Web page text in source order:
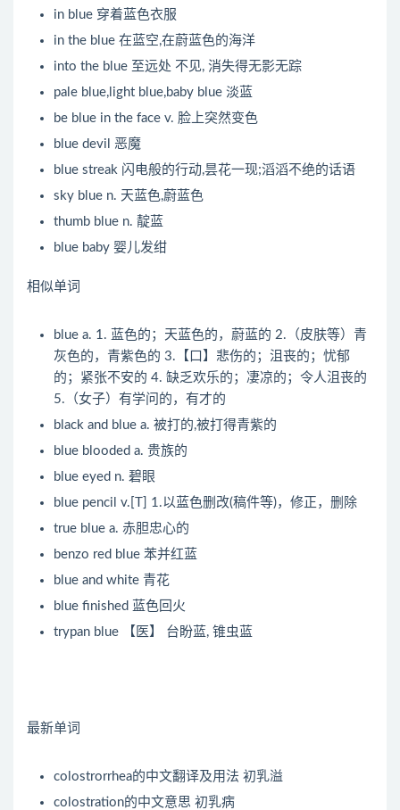
in blue 穿着蓝色衣服
in the blue 在蓝空,在蔚蓝色的海洋
into the blue 至远处 不见, 消失得无影无踪
pale blue,light blue,baby blue 淡蓝
be blue in the face v. 脸上突然变色
blue devil 恶魔
blue streak 闪电般的行动,昙花一现;滔滔不绝的话语
sky blue n. 天蓝色,蔚蓝色
thumb blue n. 靛蓝
blue baby 婴儿发绀
相似单词
blue a. 1. 蓝色的；天蓝色的，蔚蓝的 2.（皮肤等）青
灰色的，青紫色的 3.【口】悲伤的；沮丧的；忧郁
的；紧张不安的 4. 缺乏欢乐的；凄凉的；令人沮丧的
5.（女子）有学问的，有才的
black and blue a. 被打的,被打得青紫的
blue blooded a. 贵族的
blue eyed n. 碧眼
blue pencil v.[T] 1.以蓝色删改(稿件等)，修正，删除
true blue a. 赤胆忠心的
benzo red blue 苯并红蓝
blue and white 青花
blue finished 蓝色回火
trypan blue
【医】 台盼蓝, 锥虫蓝
最新单词
colostrorrhea的中文翻译及用法 初乳溢
colostration的中文意思 初乳病